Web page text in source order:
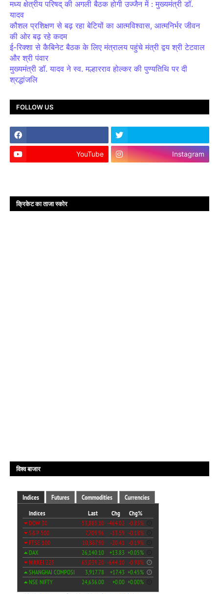
मध्य क्षेत्रीय परिषद् की अगली बैठक होगी उज्जैन में : मुख्यमंत्री डॉ.
यादव
कौशल प्रशिक्षण से बढ़ रहा बेटियों का आत्मविश्वास, आत्मनिर्भर जीवन
की ओर बढ़ रहे कदम
ई-रिक्शा से कैबिनेट बैठक के लिए मंत्रालय पहुंचे मंत्री द्वय श्री टेटवाल
और श्री पंवार
मुख्यमंत्री डॉ. यादव ने स्व. मल्हारराव होल्कर की पुण्यतिथि पर दी
श्रद्धांजलि
FOLLOW US
YouTube Instagram
क्रिकेट का ताजा स्कोर
विश्व बाजार